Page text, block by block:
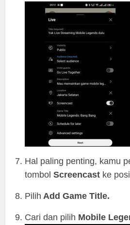
Hal paling penting, kamu
tombolScreencast ke
Pilih Add Game Title.
Cari dan pilih Mobile